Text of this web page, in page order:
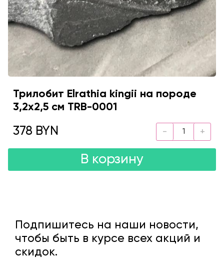
Трилобит Elrathia kingii на породе
3,2x2,5 см TRB-0001
378 BYN
В корзину
Подпишитесь на наши новости,
чтобы быть в курсе всех акций и
скидок.